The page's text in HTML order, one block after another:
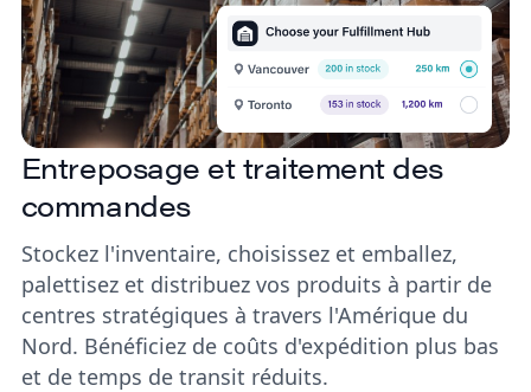
Entreposage et traitement des
commandes
Stockez l'inventaire, choisissez et emballez,
palettisez et distribuez vos produits à partir de
centres stratégiques à travers l'Amérique du
Nord. Bénéficiez de coûts d'expédition plus bas
et de temps de transit réduits.